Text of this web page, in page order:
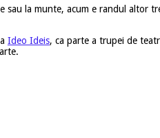
sau la munte, acum e randul altor
Ideo Ideis, ca parte a trupei de